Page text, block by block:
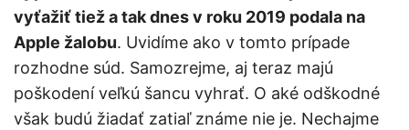
vyťažiť tiež a tak dnes v roku 2019 podala na
Apple žalobu. Uvidíme ako v tomto prípade
rozhodne súd. Samozrejme, aj teraz majú
poškodení veľkú šancu vyhrať. O aké odškodné
však budú žiadať zatiaľ známe nie je. Nechajme